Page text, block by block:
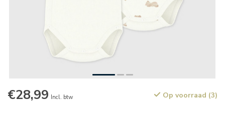
€28,99 Incl. btw Op voorraad (3)